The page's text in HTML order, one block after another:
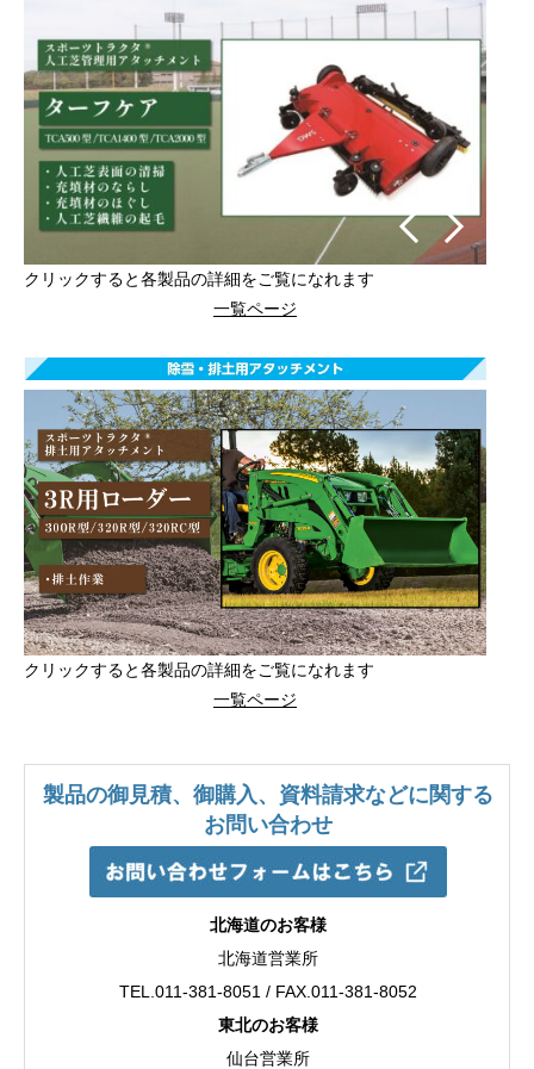
クリックすると各製品の詳細をご覧になれます
一覧ページ
クリックすると各製品の詳細をご覧になれます
一覧ページ
製品の御見積、御購入、資料請求などに関する
お問い合わせ
北海道のお客様
北海道営業所
TEL.011-381-8051 / FAX.011-381-8052
東北のお客様
仙台営業所